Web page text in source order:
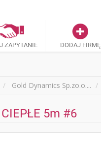
ZAPYTANIE DODAJ FIRMĘ
Gold Dynamics Sp.zo.o....
5m #6